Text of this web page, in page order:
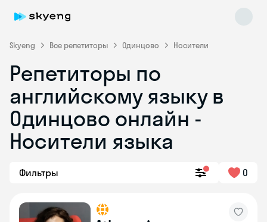
Skyeng Все репетиторы Одинцово Носители
Репетиторы по
английскому языку в
Одинцово онлайн -
Носители языка
Фильтры 0